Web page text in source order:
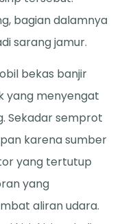
bagian dalamnya
sarang jamur.
bekas banjir
yang menyengat
Sekadar semprot
karena sumber
yang tertutup
yang
aliran udara.